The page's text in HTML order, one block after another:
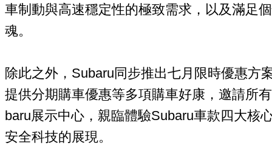
車制動與高速穩定性的極致需求，以及滿足
魂。
除此之外，Subaru同步推出七月限時優惠方
提供分期購車優惠等多項購車好康，邀請所
baru展示中心，親臨體驗Subaru車款四大核
安全科技的展現。